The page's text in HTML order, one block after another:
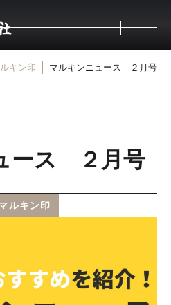
キン印 マルキンニュース ２月号
ース ２月号
ルキン印